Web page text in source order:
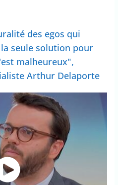
des egos qui
seule solution pour
malheureux",
Arthur Delaporte